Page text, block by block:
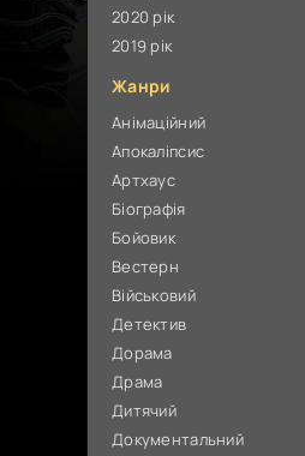
2020 рік
2019 рік
Жанри
Анімаційний
Апокаліпсис
Артхаус
Біографія
Бойовик
Вестерн
Військовий
Детектив
Дорама
Драма
Дитячий
Документальний